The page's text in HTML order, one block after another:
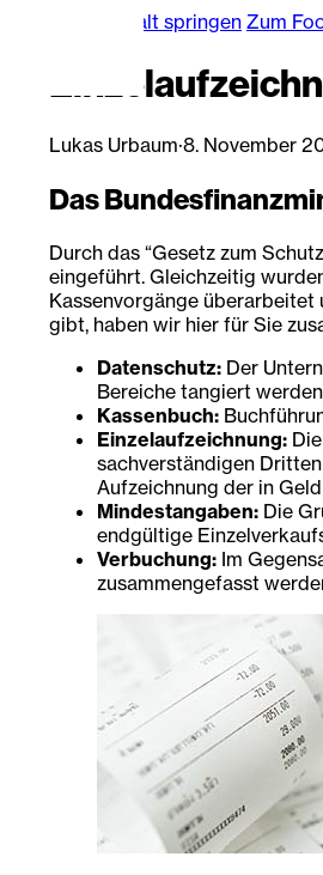
Zum Hauptinhalt springen Zum
Lukas Urbaum·8. November
Das
Durch das “Gesetz zum
eingeführt. Gleichzeitig
Kassenvorgänge überarbeitet
gibt, haben wir hier für Sie
Datenschutz:Der
Bereiche tangiert
Kassenbuch:
Einzelaufzeichnung:Die
sachverständigen
Aufzeichnung der in
Mindestangaben:Die
endgültige
Verbuchung:Im
zusammengefasst